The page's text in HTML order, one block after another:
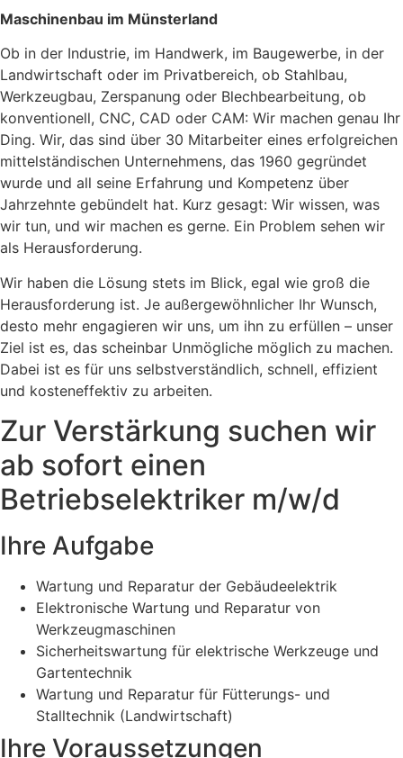
Maschinenbau im Münsterland
Ob in der Industrie, im Handwerk, im Baugewerbe, in der
Landwirtschaft oder im Privatbereich, ob Stahlbau,
Werkzeugbau, Zerspanung oder Blechbearbeitung, ob
konventionell, CNC, CAD oder CAM: Wir machen genau Ihr
Ding. Wir, das sind über 30 Mitarbeiter eines erfolgreichen
mittelständischen Unternehmens, das 1960 gegründet
wurde und all seine Erfahrung und Kompetenz über
Jahrzehnte gebündelt hat. Kurz gesagt: Wir wissen, was
wir tun, und wir machen es gerne. Ein Problem sehen wir
als Herausforderung.
Wir haben die Lösung stets im Blick, egal wie groß die
Herausforderung ist. Je außergewöhnlicher Ihr Wunsch,
desto mehr engagieren wir uns, um ihn zu erfüllen – unser
Ziel ist es, das scheinbar Unmögliche möglich zu machen.
Dabei ist es für uns selbstverständlich, schnell, effizient
und kosteneffektiv zu arbeiten.
Zur Verstärkung suchen wir
ab sofort einen
Betriebselektriker m/w/d
Ihre Aufgabe
Wartung und Reparatur der Gebäudeelektrik
Elektronische Wartung und Reparatur von
Werkzeugmaschinen
Sicherheitswartung für elektrische Werkzeuge und
Gartentechnik
Wartung und Reparatur für Fütterungs- und
Stalltechnik (Landwirtschaft)
Ihre Voraussetzungen